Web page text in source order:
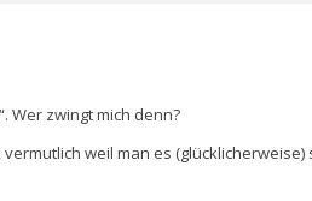
Wer zwingt mich denn?
weil man es